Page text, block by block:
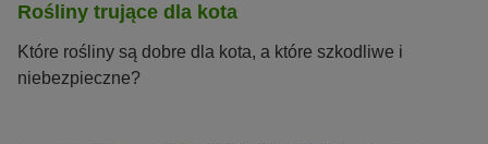
Rośliny trujące dla kota
Które rośliny są dobre dla kota, a które szkodliwe i
niebezpieczne?